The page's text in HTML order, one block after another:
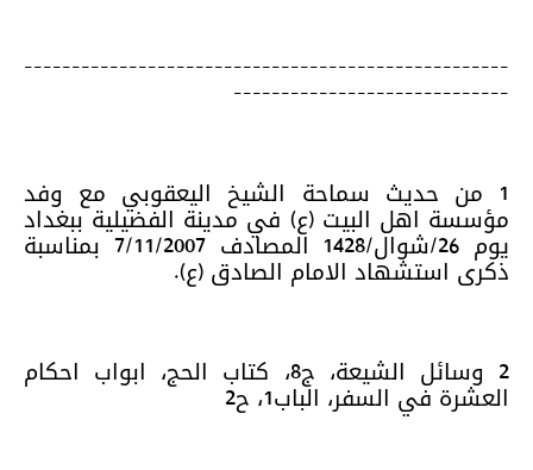
---------------------------------------------------
-----------------------------
1 من حديث سماحة الشيخ اليعقوبي مع وفد
مؤسسة اهل البيت (ع) في مدينة الفضيلية ببغداد
يوم 26/شوال/1428 المصادف 7/11/2007 بمناسبة
ذكرى استشهاد الامام الصادق (ع).
2 وسائل الشيعة، ج8، كتاب الحج، ابواب احكام
العشرة في السفر، الباب1، ح2